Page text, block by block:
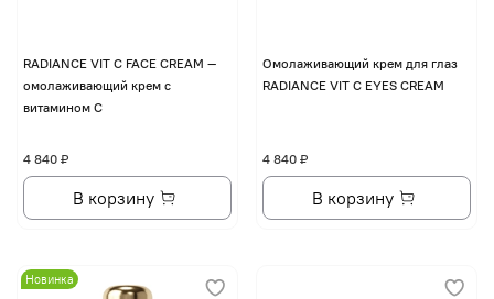
RADIANCE VIT C FACE CREAM —
омолаживающий крем с
витамином С
4 840 ₽
В корзину
Омолаживающий крем для глаз
RADIANCE VIT C EYES CREAM
4 840 ₽
В корзину
Новинка